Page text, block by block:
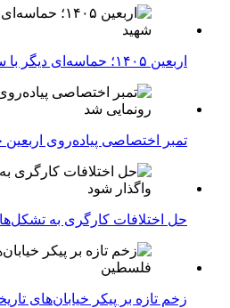
اربعین ۱۴۰۵؛ حماسه‌ای دیگر با سوگ رهبر شهید
تمبر اختصاصی پیاده‌روی
حل اختلافات کارگری به
زخم تازه بر پیکر خیابان‌های